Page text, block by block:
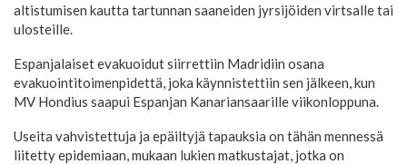
altistumisen kautta tartunnan saaneiden jyrsijöiden virtsalle tai
ulosteille.
Espanjalaiset evakuoidut siirrettiin Madridiin osana
evakuointitoimenpidettä, joka käynnistettiin sen jälkeen, kun
MV Hondius saapui Espanjan Kanariansaarille viikonloppuna.
Useita vahvistettuja ja epäiltyjä tapauksia on tähän mennessä
liitetty epidemiaan, mukaan lukien matkustajat, jotka on